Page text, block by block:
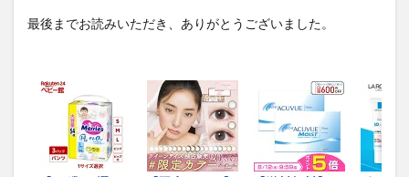
最後までお読みいただき、ありがとうございました。